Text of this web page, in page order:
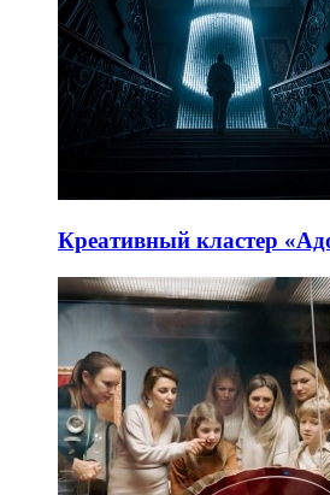
Креативный кластер